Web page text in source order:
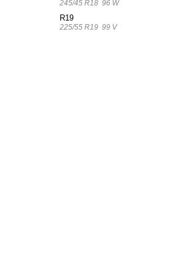
245/45 R18 96 W
R19
225/55 R19 99 V